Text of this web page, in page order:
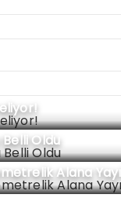
Oldu
Alana